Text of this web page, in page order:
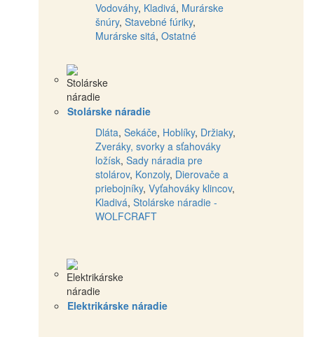
Vodováhy, Kladivá, Murárske
šnúry, Stavebné fúriky,
Murárske sitá, Ostatné
Stolárske náradie
Dláta, Sekáče, Hoblíky, Držiaky,
Zveráky, svorky a sťahováky
ložísk, Sady náradia pre
stolárov, Konzoly, Dierovače a
priebojníky, Vyťahováky klincov,
Kladivá, Stolárske náradie -
WOLFCRAFT
Elektrikárske náradie